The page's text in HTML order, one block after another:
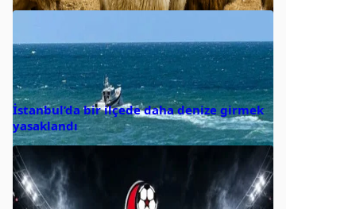
İstanbul’da bir ilçede daha denize girmek
yasaklandı